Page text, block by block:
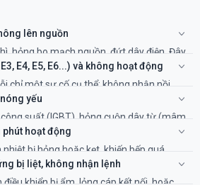
lên nguồn
hỏng bo mạch nguồn, đứt dây điện. Đây
hoặc linh kiện lão hóa.
viên chuyên nghiệp kiểm tra và sửa
an toàn điện.
E4, E5, E6...) và không hoạt động
chỉ một sự cố cụ thể: không nhận nồi
E4), điện áp quá cao/thấp (E5, E6)...
và cắm lại. Nếu lỗi vẫn còn, cần thợ có
chính xác mã lỗi.
yếu
suất (IGBT), hỏng cuộn dây từ (mâm
điều khiển.
cứng phức tạp, cần được kiểm tra và
viên.
phút hoạt động
bị hỏng hoặc kẹt, khiến bếp quá
tự ngắt an toàn. Cũng có thể do lỗi cảm
bị liệt, không nhận lệnh
điều khiển bị ẩm, lỏng cáp kết nối, hoặc